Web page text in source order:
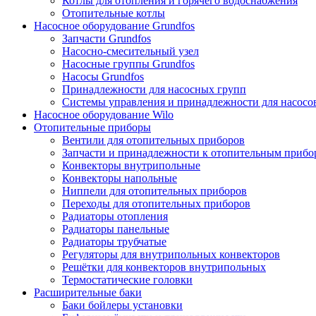
Отопительные котлы
Насосное оборудование Grundfos
Запчасти Grundfos
Насосно-смесительный узел
Насосные группы Grundfos
Насосы Grundfos
Принадлежности для насосных групп
Системы управления и принадлежности для
Насосное оборудование Wilo
Отопительные приборы
Вентили для отопительных приборов
Запчасти и принадлежности к отопительным
Конвекторы внутрипольные
Конвекторы напольные
Ниппели для отопительных приборов
Переходы для отопительных приборов
Радиаторы отопления
Радиаторы панельные
Радиаторы трубчатые
Регуляторы для внутрипольных конвекторов
Решётки для конвекторов внутрипольных
Термостатические головки
Расширительные баки
Баки бойлеры установки